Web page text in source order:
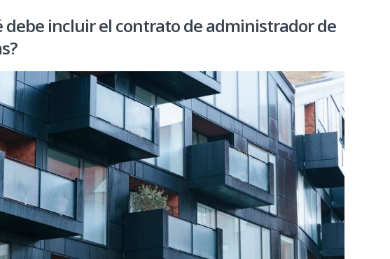
debe incluir el contrato de administrador de